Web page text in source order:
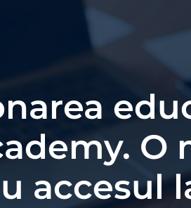
O
accesul